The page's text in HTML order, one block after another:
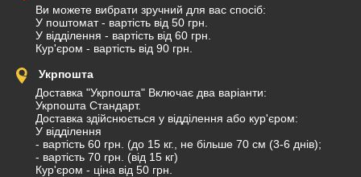
Ви можете вибрати зручний для вас спосіб:
У поштомат - вартість від 50 грн.
У відділення - вартість від 60 грн.
Кур'єром - вартість від 90 грн.
Укрпошта
Доставка "Укрпошта" Включає два варіанти:
Укрпошта Стандарт.
Доставка здійснюється у відділення або кур'єром:
У відділення
- вартість 60 грн. (до 15 кг., не більше 70 см (3-6 днів);
- вартість 70 грн. (від 15 кг)
Кур'єром - ціна від 50 грн.